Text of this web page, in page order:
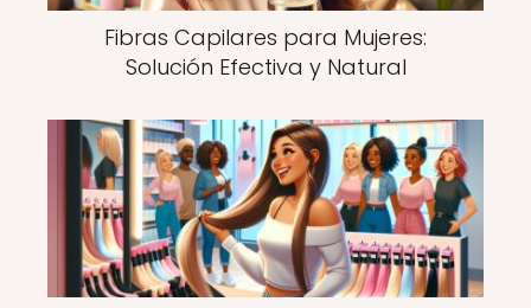
Fibras Capilares para Mujeres:
Solución Efectiva y Natural